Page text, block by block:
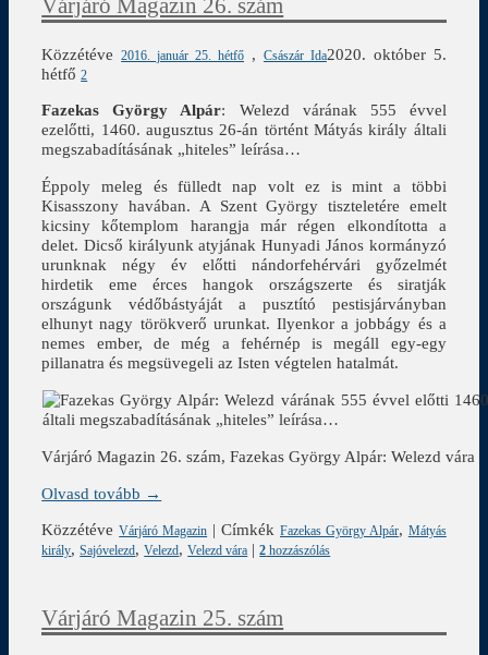
Várjáró Magazin 26. szám
Közzétéve2016. január 25. hétfő , Császár Ida2020. október 5.
hétfő 2
Fazekas György Alpár: Welezd várának 555 évvel
ezelőtti, 1460. augusztus 26-án történt Mátyás király általi
megszabadításának „hiteles” leírása…
Éppoly meleg és fülledt nap volt ez is mint a többi
Kisasszony havában. A Szent György tiszteletére emelt
kicsiny kőtemplom harangja már régen elkondította a
delet. Dicső királyunk atyjának Hunyadi János kormányzó
urunknak négy év előtti nándorfehérvári győzelmét
hirdetik eme érces hangok országszerte és siratják
országunk védőbástyáját a pusztító pestisjárványban
elhunyt nagy törökverő urunkat. Ilyenkor a jobbágy és a
nemes ember, de még a fehérnép is megáll egy-egy
pillanatra és megsüvegeli az Isten végtelen hatalmát.
Várjáró Magazin 26. szám, Fazekas György Alpár: Welezd vára
Olvasd tovább →
Közzétéve Várjáró Magazin |Címkék Fazekas György Alpár, Mátyás
király,Sajóvelezd,Velezd,Velezd vára |2 hozzászólás
Várjáró Magazin 25. szám